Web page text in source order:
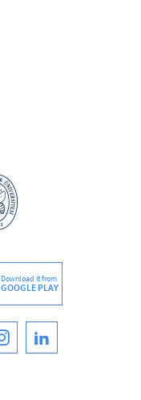
Download it from
GOOGLE PLAY